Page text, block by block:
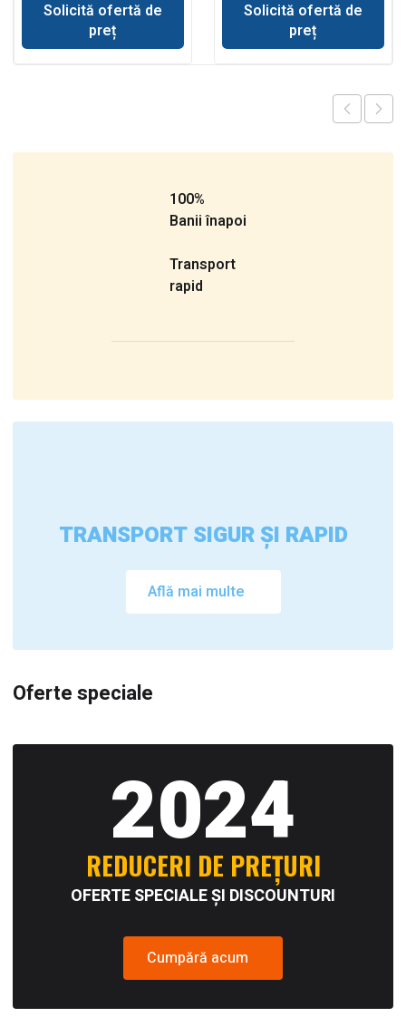
Solicită ofertă de
preț
Solicită ofertă de
preț
100%
Banii înapoi
Transport
rapid
TRANSPORT SIGUR ȘI RAPID
Află mai multe
Oferte speciale
2024
REDUCERI DE PREȚURI
OFERTE SPECIALE ȘI DISCOUNTURI
Cumpără acum